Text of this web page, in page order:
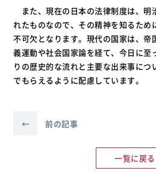
また、現在の日本の法律制度は、明
れたものなので、その精神を知るため
不可欠となります。現代の国家は、帝
義運動や社会国家論を経て、今日に至
りの歴史的な流れと主要な出来事につ
でもらえるように配慮しています。
← 前の記事
一覧に戻る